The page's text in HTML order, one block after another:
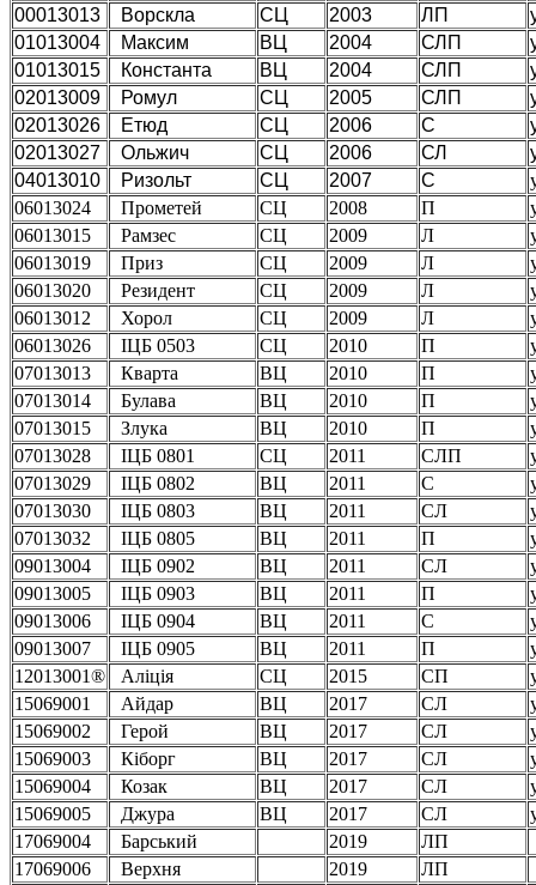
00013013
Ворскла СЦ 2003 ЛП
01013004
Максим ВЦ 2004 СЛП
01013015
Константа ВЦ 2004 СЛП
02013009
Ромул СЦ 2005 СЛП
02013026
Етюд СЦ 2006 С
02013027
Ольжич СЦ 2006 СЛ
04013010
Ризольт СЦ 2007 С
06013024
Прометей СЦ 2008 П
06013015
Рамзес СЦ 2009 Л
06013019
Приз СЦ 2009 Л
06013020
Резидент СЦ 2009 Л
06013012
Хорол СЦ 2009 Л
06013026
ІЦБ 0503 СЦ 2010 П
07013013
Кварта ВЦ 2010 П
07013014
Булава ВЦ 2010 П
07013015
Злука ВЦ 2010 П
07013028
ІЦБ 0801 СЦ 2011 СЛП
07013029
ІЦБ 0802 ВЦ 2011 С
07013030
ІЦБ 0803 ВЦ 2011 СЛ
07013032
ІЦБ 0805 ВЦ 2011 П
09013004
ІЦБ 0902 ВЦ 2011 СЛ
09013005
ІЦБ 0903 ВЦ 2011 П
09013006
ІЦБ 0904 ВЦ 2011 С
09013007
ІЦБ 0905 ВЦ 2011 П
12013001®
Аліція СЦ 2015 СП
15069001
Айдар ВЦ 2017 СЛ
15069002
Герой ВЦ 2017 СЛ
15069003
Кіборг ВЦ 2017 СЛ
15069004
Козак ВЦ 2017 СЛ
15069005
Джура ВЦ 2017 СЛ
17069004
Барський 2019
ЛП
17069006
Верхня 2019
ЛП